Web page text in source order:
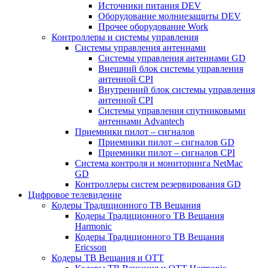
Источники питания DEV
Оборудование молниезащиты DEV
Прочее оборудование Work
Контроллеры и системы управления
Системы управления антеннами
Системы управления антеннами GD
Внешний блок системы управления
антенной CPI
Внутренний блок системы управления
антенной CPI
Системы управления спутниковыми
антеннами Advantech
Приемники пилот – сигналов
Приемники пилот – сигналов GD
Приемники пилот – сигналов CPI
Система контроля и мониторинга NetMac
GD
Контроллеры систем резервирования GD
Цифровое телевидение
Кодеры Традиционного ТВ Вещания
Кодеры Традиционного ТВ Вещания
Harmonic
Кодеры Традиционного ТВ Вещания
Ericsson
Кодеры ТВ Вещания и ОТТ